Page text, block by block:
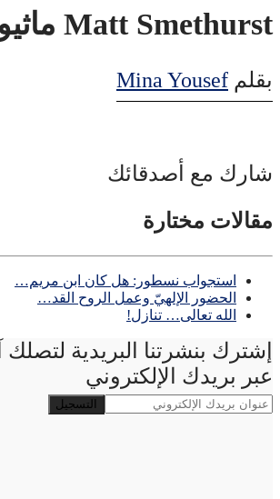
Matt Smethurst ماثيو سميثورست
بقلم Mina Yousef
شارك مع أصدقائك
مقالات مختارة
استجواب نسطور: هل كان ابن مريم…
الحضور الإلهيّ وعمل الروح القد…
الله تعالى… تنازل!
إشترك بنشرتنا البريدية
عبر بريدك الإلكتروني